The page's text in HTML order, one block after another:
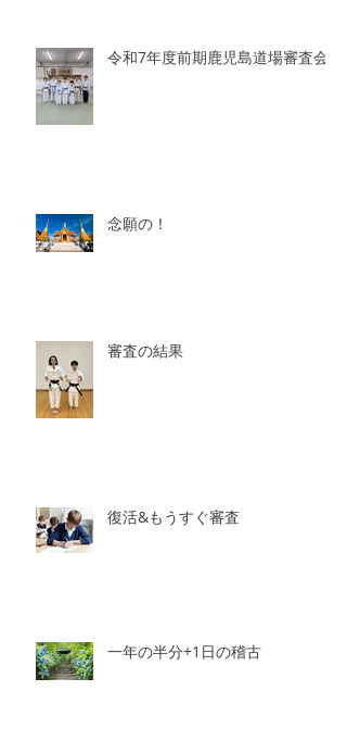
令和7年度前期鹿児島道場審査会
念願の！
審査の結果
復活&もうすぐ審査
一年の半分+1日の稽古